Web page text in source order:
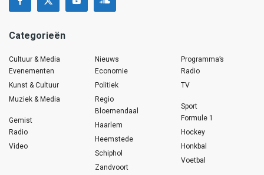
Categorieën
Cultuur & Media
Evenementen
Kunst & Cultuur
Muziek & Media
Gemist
Radio
Video
Nieuws
Economie
Politiek
Regio
Bloemendaal
Haarlem
Heemstede
Schiphol
Zandvoort
Programma’s
Radio
TV
Sport
Formule 1
Hockey
Honkbal
Voetbal